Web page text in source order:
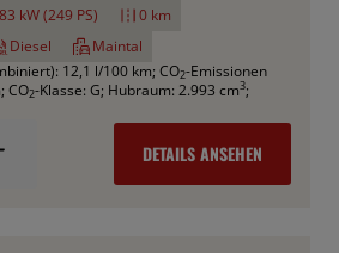
kW (249 PS)
0 km
Diesel
Maintal
12,1 l/100 km; CO2-Emissionen
; CO2-Klasse: G; Hubraum: 2.993 cm3;
DETAILS ANSEHEN